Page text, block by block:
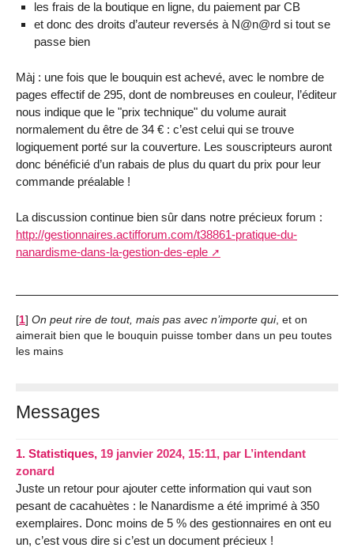
les frais de la boutique en ligne, du paiement par CB
et donc des droits d’auteur reversés à N@n@rd si tout se
passe bien
Màj : une fois que le bouquin est achevé, avec le nombre de
pages effectif de 295, dont de nombreuses en couleur, l’éditeur
nous indique que le "prix technique" du volume aurait
normalement du être de 34 € : c’est celui qui se trouve
logiquement porté sur la couverture. Les souscripteurs auront
donc bénéficié d’un rabais de plus du quart du prix pour leur
commande préalable !
La discussion continue bien sûr dans notre précieux forum :
http://gestionnaires.actifforum.com/t38861-pratique-du-
nanardisme-dans-la-gestion-des-eple
[1] On peut rire de tout, mais pas avec n’importe qui, et on
aimerait bien que le bouquin puisse tomber dans un peu toutes
les mains
Messages
1. Statistiques, 19 janvier 2024, 15:11, par L’intendant
zonard
Juste un retour pour ajouter cette information qui vaut son
pesant de cacahuètes : le Nanardisme a été imprimé à 350
exemplaires. Donc moins de 5 % des gestionnaires en ont eu
un, c’est vous dire si c’est un document précieux !